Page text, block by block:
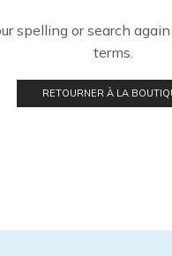
spelling or search
terms.
RETOURNER À LA